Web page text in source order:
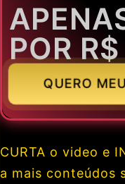
POR
QUERO
CURTA o video e
a mais conteúdos